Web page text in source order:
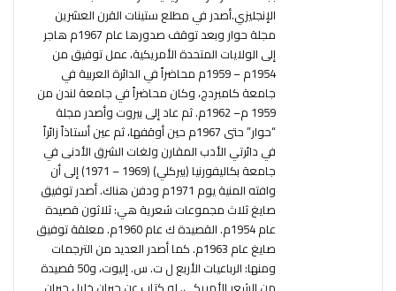
الإنجليزي.أصدر في مطلع ستينات القرن العشرين
مجلة حوار وبعد توقف صدورها عام 1967م هاجر
إلى الولايات المتحدة الأمريكية، عمل توفيق من
1954م – 1959م محاضراً في الدائرة العربية في
جامعة كامبردج، وكان محاضراً في جامعة لندن من
1959 م– 1962م. ثم عاد إلى بيروت وأصدر مجلة
“حوار” حتى 1967م حين أوقفها، ثم عين أستاذاً زائراً
في دائرتي الأدب المقارن ولغات الشرق الأدنى في
جامعة بكاليفورنيا (بيركلي) (1969 – 1971) إلى أن
وافته المنية يوم 1971م ودفن هناك. أصدر توفيق
صايغ ثلاث مجموعات شعرية هي: ثلاثون قصيدة
عام 1954م. القصيدة ك عام 1960م. معلقة توفيق
صايغ عام 1963م. كما أصدر العديد من الترجمات
ومنها: الرباعيات الأربع ل ت. س. إليوت، و50 قصيدة